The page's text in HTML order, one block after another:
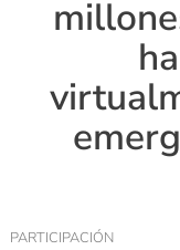
PARTICIPACIÓN